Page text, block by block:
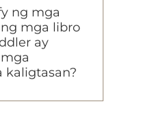
ng mga
mga libro
ay
kaligtasan?